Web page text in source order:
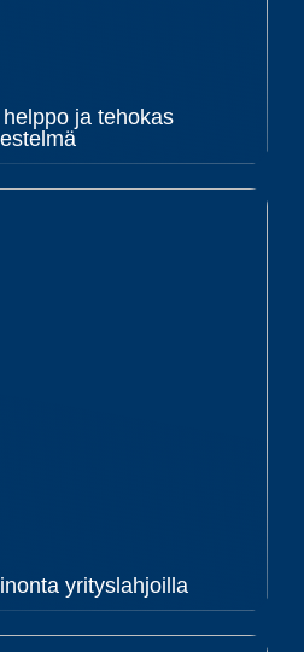
ja tehokas
yrityslahjoilla